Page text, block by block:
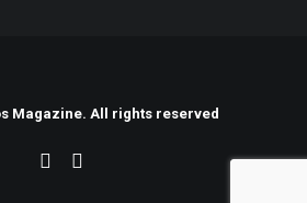
Magazine. All rights reserved